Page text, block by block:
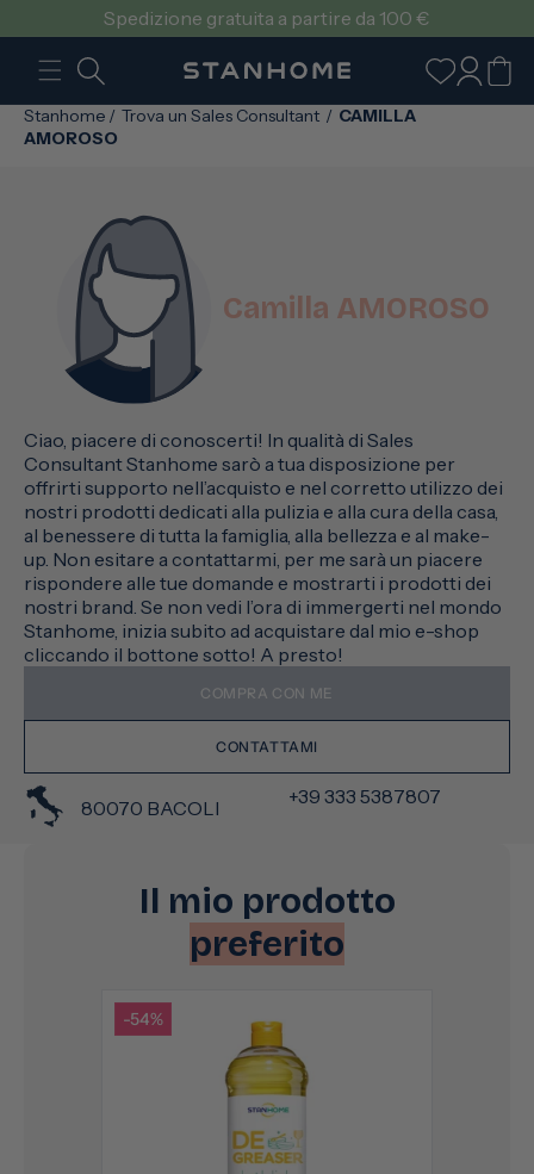
DIRETTAMENTESpedizione gratuita a partire da 100 €
Accedi
Carrello
Stanhome / Trova un Sales Consultant / CAMILLA
AMOROSO
Camilla AMOROSO
Ciao, piacere di conoscerti! In qualità di Sales
Consultant Stanhome sarò a tua disposizione per
offrirti supporto nell’acquisto e nel corretto utilizzo dei
nostri prodotti dedicati alla pulizia e alla cura della casa,
al benessere di tutta la famiglia, alla bellezza e al make-
up. Non esitare a contattarmi, per me sarà un piacere
rispondere alle tue domande e mostrarti i prodotti dei
nostri brand. Se non vedi l’ora di immergerti nel mondo
Stanhome, inizia subito ad acquistare dal mio e-shop
cliccando il bottone sotto! A presto!
COMPRA CON ME
CONTATTAMI
80070 BACOLI +39 333 5387807
Il mio prodotto
preferito
-54%